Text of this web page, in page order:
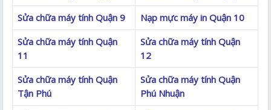
Sửa chữa máy tính Quận 9
Nạp mực máy in Quận 10
Sửa chữa máy tính Quận
11
Sửa chữa máy tính Quận
12
Sửa chữa máy tính Quận
Tận Phú
Sửa chữa máy tính Quận
Phú Nhuận